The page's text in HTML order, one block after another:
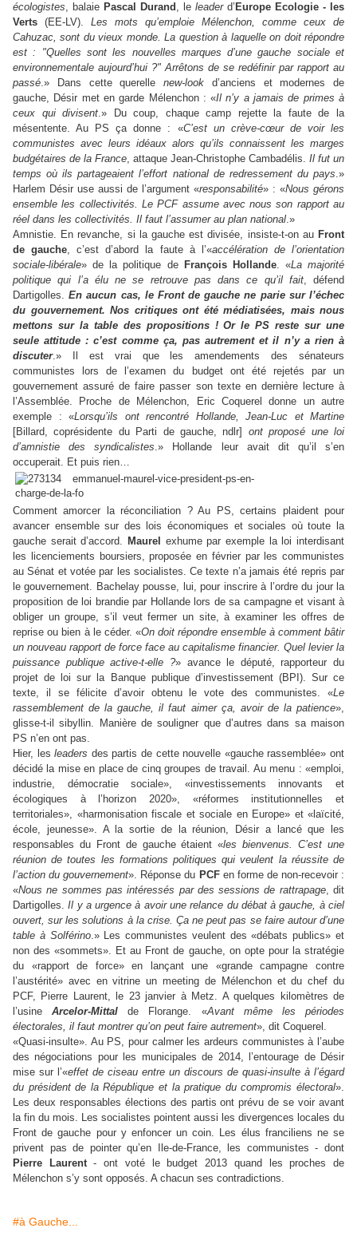
écologistes, balaie Pascal Durand , le leaderd’ Europe Ecologie - les
Verts (EE-LV). Les mots qu’emploie Mélenchon, comme ceux de
Cahuzac, sont du vieux monde. La question à laquelle on doit répondre
est : "Quelles sont les nouvelles marques d’une gauche sociale et
environnementale aujourd’hui ?" Arrêtons de se redéfinir par rapport au
passé.» Dans cette querelle new-look d’anciens et modernes de
gauche, Désir met en garde Mélenchon : «Il n’y a jamais de primes à
ceux qui divisent.» Du coup, chaque camp rejette la faute de la
mésentente. Au PS ça donne : «C’est un crève-cœur de voir les
communistes avec leurs idéaux alors qu’ils connaissent les marges
budgétaires de la France, attaque Jean-Christophe Cambadélis. Il fut un
temps où ils partageaient l’effort national de redressement du pays.»
Harlem Désir use aussi de l’argument «responsabilité» : «Nous gérons
ensemble les collectivités. Le PCF assume avec nous son rapport au
réel dans les collectivités. Il faut l’assumer au plan national.»
Amnistie. En revanche, si la gauche est divisée, insiste-t-on au Front
de gauche, c’est d’abord la faute à l’«accélération de l’orientation
sociale-libérale» de la politique de François Hollande. «La majorité
politique qui l’a élu ne se retrouve pas dans ce qu’il fait, défend
Dartigolles.En aucun cas, le Front de gauche ne parie sur l’échec
du gouvernement. Nos critiques ont été médiatisées, mais nous
mettons sur la table des propositions ! Or le PS reste sur une
seule attitude : c’est comme ça, pas autrement et il n’y a rien à
discuter.» Il est vrai que les amendements des sénateurs
communistes lors de l’examen du budget ont été rejetés par un
gouvernement assuré de faire passer son texte en dernière lecture à
l’Assemblée. Proche de Mélenchon, Eric Coquerel donne un autre
exemple : «Lorsqu’ils ont rencontré Hollande, Jean-Luc et Martine
[Billard, coprésidente du Parti de gauche, ndlr] ont proposé une loi
d’amnistie des syndicalistes.» Hollande leur avait dit qu’il s’en
occuperait. Et puis rien…
Comment amorcer la réconciliation ? Au PS, certains plaident pour
avancer ensemble sur des lois économiques et sociales où toute la
gauche serait d’accord. Maurel
exhume par exemple la loi interdisant
les licenciements boursiers, proposée en février par les communistes
au Sénat et votée par les socialistes. Ce texte n’a jamais été repris par
le gouvernement. Bachelay pousse, lui, pour inscrire à l’ordre du jour la
proposition de loi brandie par Hollande lors de sa campagne et visant à
obliger un groupe, s’il veut fermer un site, à examiner les offres de
reprise ou bien à le céder. «On doit répondre ensemble à comment bâtir
un nouveau rapport de force face au capitalisme financier. Quel levier la
puissance publique active-t-elle ?» avance le député, rapporteur du
projet de loi sur la Banque publique d’investissement (BPI). Sur ce
texte, il se félicite d’avoir obtenu le vote des communistes. «Le
rassemblement de la gauche, il faut aimer ça, avoir de la patience»,
glisse-t-il sibyllin. Manière de souligner que d’autres dans sa maison
PS n’en ont pas.
Hier, lesleaders des partis de cette nouvelle «gauche rassemblée» ont
décidé la mise en place de cinq groupes de travail. Au menu : «emploi,
industrie, démocratie sociale», «investissements innovants et
écologiques à l’horizon 2020», «réformes institutionnelles et
territoriales», «harmonisation fiscale et sociale en Europe» et «laïcité,
école, jeunesse». A la sortie de la réunion, Désir a lancé que les
responsables du Front de gauche étaient «les bienvenus. C’est une
réunion de toutes les formations politiques qui veulent la réussite de
l’action du gouvernement». Réponse du PCFen forme de non-recevoir :
«Nous ne sommes pas intéressés par des sessions de rattrapage, dit
Dartigolles.Il y a urgence à avoir une relance du débat à gauche, à ciel
ouvert, sur les solutions à la crise. Ça ne peut pas se faire autour d’une
table à Solférino.» Les communistes veulent des «débats publics» et
non des «sommets». Et au Front de gauche, on opte pour la stratégie
du «rapport de force» en lançant une «grande campagne contre
l’austérité» avec en vitrine un meeting de Mélenchon et du chef du
PCF, Pierre Laurent, le 23 janvier à Metz. A quelques kilomètres de
l’usineArcelor-Mittal de Florange. «Avant même les périodes
électorales, il faut montrer qu’on peut faire autrement», dit Coquerel.
«Quasi-insulte». Au PS, pour calmer les ardeurs communistes à l’aube
des négociations pour les municipales de 2014, l’entourage de Désir
mise sur l’«effet de ciseau entre un discours de quasi-insulte à l’égard
du président de la République et la pratique du compromis électoral».
Les deux responsables élections des partis ont prévu de se voir avant
la fin du mois. Les socialistes pointent aussi les divergences locales du
Front de gauche pour y enfoncer un coin. Les élus franciliens ne se
privent pas de pointer qu’en Ile-de-France, les communistes - dont
Pierre Laurent- ont voté le budget 2013 quand les proches de
Mélenchon s’y sont opposés. A chacun ses contradictions.
#à Gauche...